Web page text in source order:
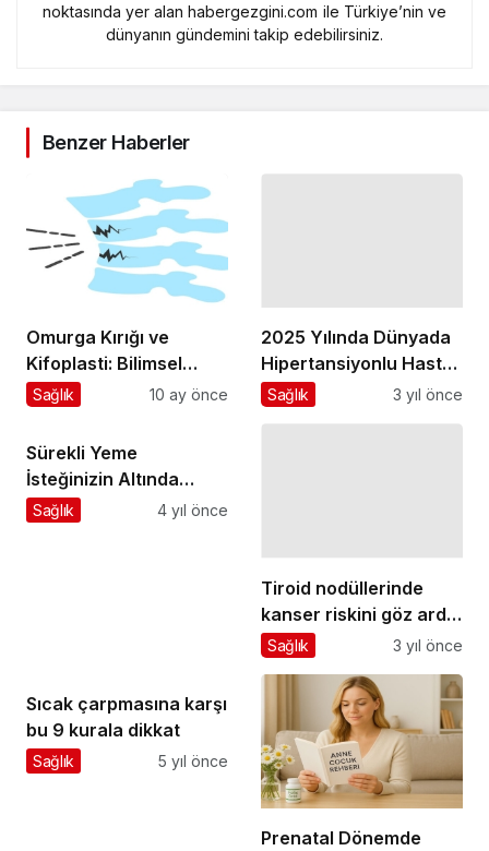
noktasında yer alan habergezgini.com ile Türkiye’nin ve
dünyanın gündemini takip edebilirsiniz.
Benzer Haberler
Omurga Kırığı ve
Kifoplasti: Bilimsel
Verilerle Modern
Sağlık 10 ay önce
2025 Yılında Dünyada
Hipertansiyonlu Hasta
Sayısının 1,5 Milyar
Sağlık 3 yıl önce
Sürekli Yeme
İsteğinizin Altında
Leptin Direnci Olabilir
Sağlık 4 yıl önce
Tiroid nodüllerinde
kanser riskini göz ardı
etmeyin
Sağlık 3 yıl önce
Sıcak çarpmasına karşı
bu 9 kurala dikkat
Sağlık 5 yıl önce
Prenatal Dönemde